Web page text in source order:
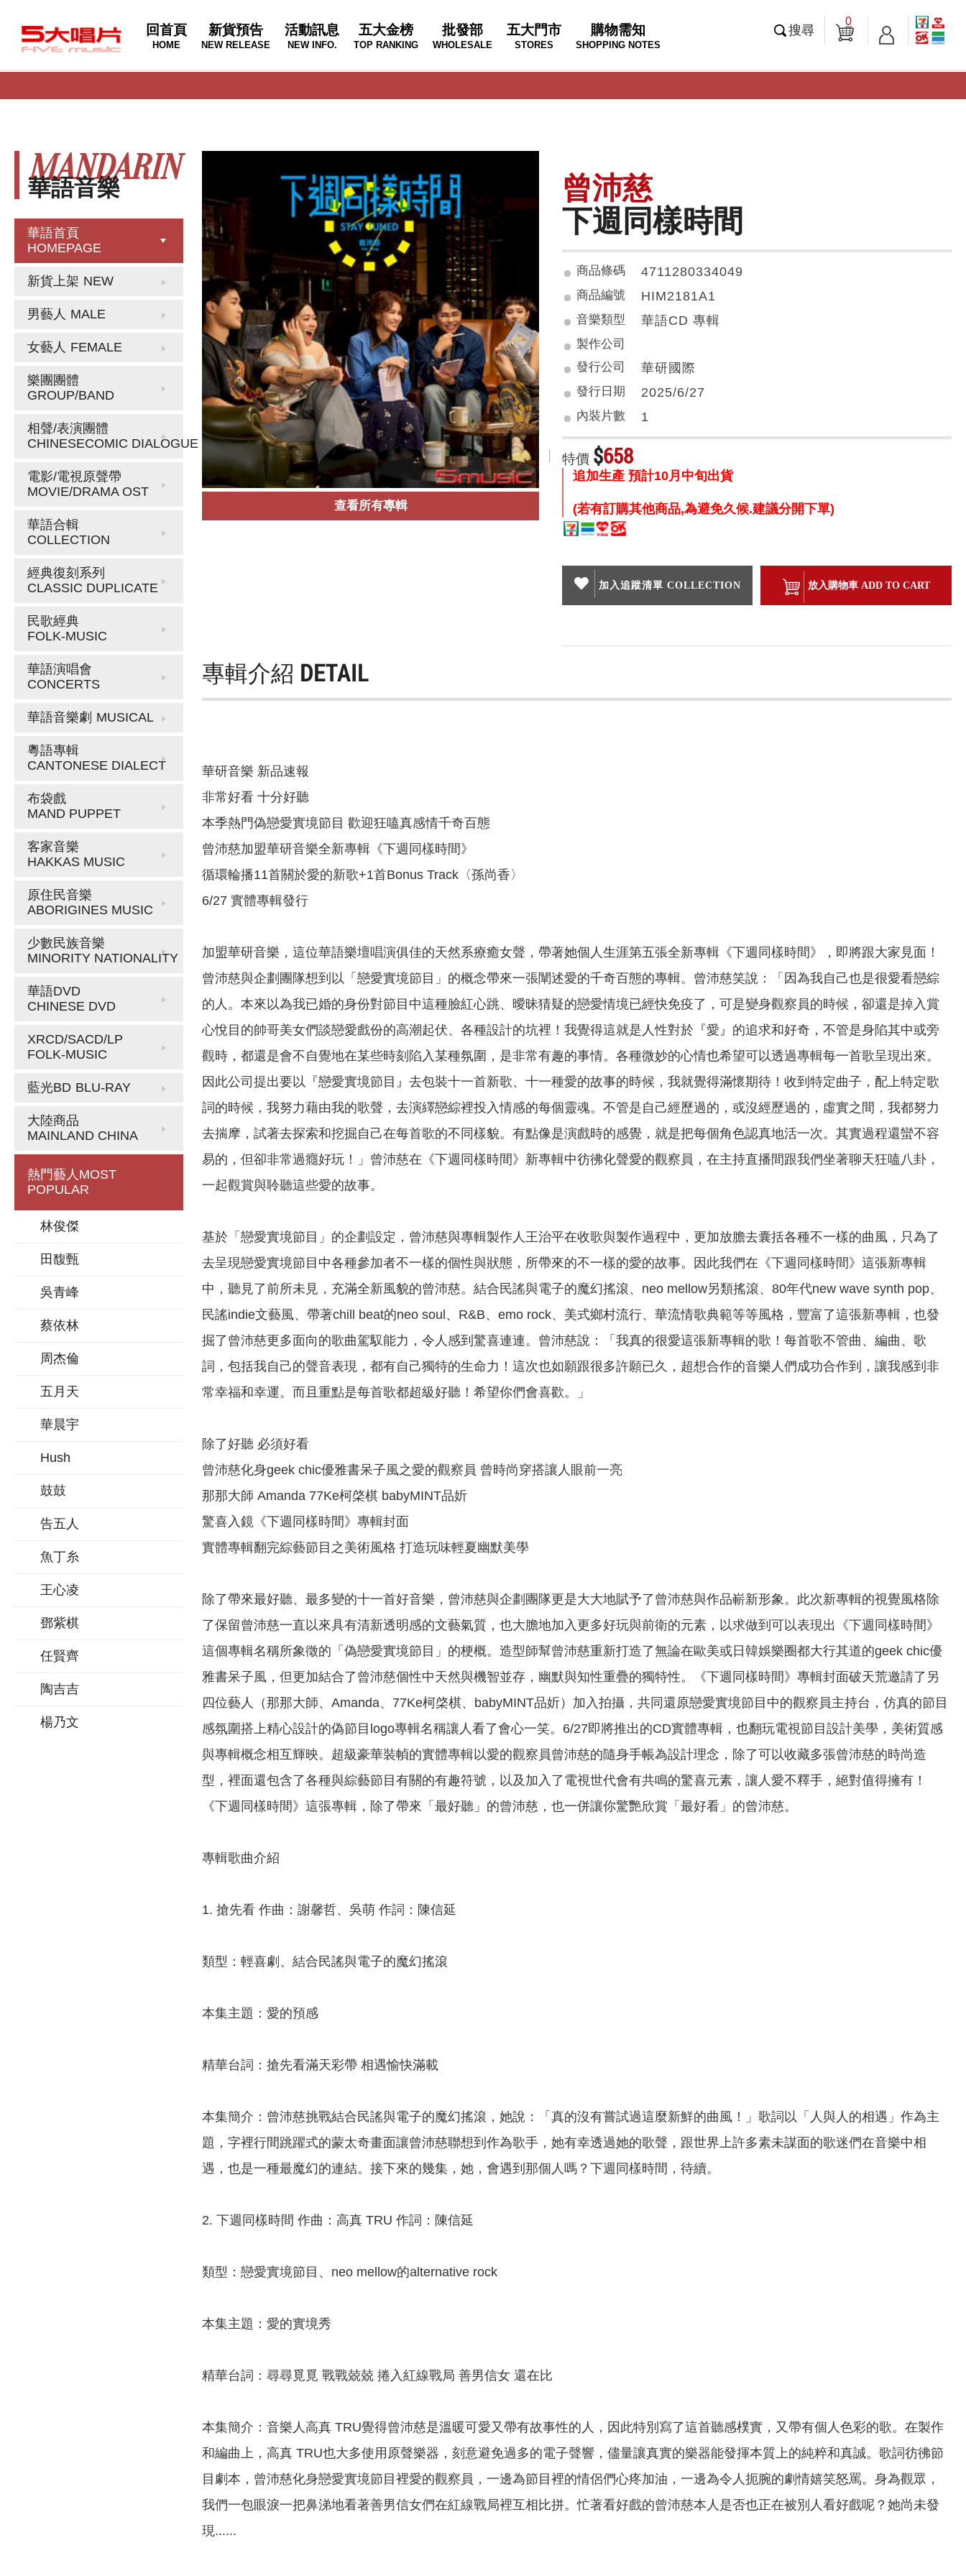
回首頁
HOME
新貨預告
NEW RELEASE
活動訊息
NEW INFO.
五大金榜
TOP RANKING
批發部
WHOLESALE
五大門市
STORES
購物需知
SHOPPING NOTES
搜尋
0
華語音樂
MANDARIN
華語首頁
HOMEPAGE
新貨上架 NEW
男藝人 MALE
女藝人 FEMALE
樂團團體
GROUP/BAND
相聲/表演團體
CHINESECOMIC DIALOGUE
電影/電視原聲帶
MOVIE/DRAMA OST
華語合輯
COLLECTION
經典復刻系列
CLASSIC DUPLICATE
民歌經典
FOLK-MUSIC
華語演唱會
CONCERTS
華語音樂劇 MUSICAL
粵語專輯
CANTONESE DIALECT
布袋戲
MAND PUPPET
客家音樂
HAKKAS MUSIC
原住民音樂
ABORIGINES MUSIC
少數民族音樂
MINORITY NATIONALITY
華語DVD
CHINESE DVD
XRCD/SACD/LP
FOLK-MUSIC
藍光BD BLU-RAY
大陸商品
MAINLAND CHINA
熱門藝人 MOST
POPULAR
林俊傑
田馥甄
吳青峰
蔡依林
周杰倫
五月天
華晨宇
Hush
鼓鼓
告五人
魚丁糸
王心凌
鄧紫棋
任賢齊
陶吉吉
楊乃文
查看所有專輯
曾沛慈
下週同樣時間
商品條碼 4711280334049
商品編號 HIM2181A1
音樂類型 華語CD 專輯
製作公司
發行公司
華研國際
發行日期 2025/6/27
內裝片數 1
特價 $658
追加生產 預計10月中旬出貨
(若有訂購其他商品,為避免久候.建議分開下單)
加入追蹤清單 COLLECTION 放入購物車 ADD TO CART
專輯介紹 DETAIL
華研音樂 新品速報
非常好看 十分好聽
本季熱門偽戀愛實境節目 歡迎狂嗑真感情千奇百態
曾沛慈加盟華研音樂全新專輯《下週同樣時間》
循環輪播11首關於愛的新歌+1首Bonus Track〈孫尚香〉
6/27 實體專輯發行
加盟華研音樂，這位華語樂壇唱演俱佳的天然系療癒女聲，帶著她個人生涯第五張全新專輯《下週同樣時間》，即將跟大家見面！
曾沛慈與企劃團隊想到以「戀愛實境節目」的概念帶來一張闡述愛的千奇百態的專輯。曾沛慈笑說：「因為我自己也是很愛看戀綜
的人。本來以為我已婚的身份對節目中這種臉紅心跳、曖昧猜疑的戀愛情境已經快免疫了，可是變身觀察員的時候，卻還是掉入賞
心悅目的帥哥美女們談戀愛戲份的高潮起伏、各種設計的坑裡！我覺得這就是人性對於『愛』的追求和好奇，不管是身陷其中或旁
觀時，都還是會不自覺地在某些時刻陷入某種氛圍，是非常有趣的事情。各種微妙的心情也希望可以透過專輯每一首歌呈現出來。
因此公司提出要以『戀愛實境節目』去包裝十一首新歌、十一種愛的故事的時候，我就覺得滿懷期待！收到特定曲子，配上特定歌
詞的時候，我努力藉由我的歌聲，去演繹戀綜裡投入情感的每個靈魂。不管是自己經歷過的，或沒經歷過的，虛實之間，我都努力
去揣摩，試著去探索和挖掘自己在每首歌的不同樣貌。有點像是演戲時的感覺，就是把每個角色認真地活一次。其實過程還蠻不容
易的，但卻非常過癮好玩！」曾沛慈在《下週同樣時間》新專輯中彷彿化聲愛的觀察員，在主持直播間跟我們坐著聊天狂嗑八卦，
一起觀賞與聆聽這些愛的故事。
基於「戀愛實境節目」的企劃設定，曾沛慈與專輯製作人王治平在收歌與製作過程中，更加放膽去囊括各種不一樣的曲風，只為了
去呈現戀愛實境節目中各種參加者不一樣的個性與狀態，所帶來的不一樣的愛的故事。因此我們在《下週同樣時間》這張新專輯
中，聽見了前所未見，充滿全新風貌的曾沛慈。結合民謠與電子的魔幻搖滾、neo mellow另類搖滾、80年代new wave synth pop、
民謠indie文藝風、帶著chill beat的neo soul、R&B、emo rock、美式鄉村流行、華流情歌典範等等風格，豐富了這張新專輯，也發
掘了曾沛慈更多面向的歌曲駕馭能力，令人感到驚喜連連。曾沛慈說：「我真的很愛這張新專輯的歌！每首歌不管曲、編曲、歌
詞，包括我自己的聲音表現，都有自己獨特的生命力！這次也如願跟很多許願已久，超想合作的音樂人們成功合作到，讓我感到非
常幸福和幸運。而且重點是每首歌都超級好聽！希望你們會喜歡。」
除了好聽 必須好看
曾沛慈化身geek chic優雅書呆子風之愛的觀察員 曾時尚穿搭讓人眼前一亮
那那大師 Amanda 77Ke柯棨棋 babyMINT品妡
驚喜入鏡《下週同樣時間》專輯封面
實體專輯翻完綜藝節目之美術風格 打造玩味輕夏幽默美學
除了帶來最好聽、最多變的十一首好音樂，曾沛慈與企劃團隊更是大大地賦予了曾沛慈與作品嶄新形象。此次新專輯的視覺風格除
了保留曾沛慈一直以來具有清新透明感的文藝氣質，也大膽地加入更多好玩與前衛的元素，以求做到可以表現出《下週同樣時間》
這個專輯名稱所象徵的「偽戀愛實境節目」的梗概。造型師幫曾沛慈重新打造了無論在歐美或日韓娛樂圈都大行其道的geek chic優
雅書呆子風，但更加結合了曾沛慈個性中天然與機智並存，幽默與知性重疊的獨特性。《下週同樣時間》專輯封面破天荒邀請了另
四位藝人（那那大師、Amanda、77Ke柯棨棋、babyMINT品妡）加入拍攝，共同還原戀愛實境節目中的觀察員主持台，仿真的節目
感氛圍搭上精心設計的偽節目logo專輯名稱讓人看了會心一笑。6/27即將推出的CD實體專輯，也翻玩電視節目設計美學，美術質感
與專輯概念相互輝映。超級豪華裝幀的實體專輯以愛的觀察員曾沛慈的隨身手帳為設計理念，除了可以收藏多張曾沛慈的時尚造
型，裡面還包含了各種與綜藝節目有關的有趣符號，以及加入了電視世代會有共鳴的驚喜元素，讓人愛不釋手，絕對值得擁有！
《下週同樣時間》這張專輯，除了帶來「最好聽」的曾沛慈，也一併讓你驚艷欣賞「最好看」的曾沛慈。
專輯歌曲介紹
1. 搶先看 作曲：謝馨哲、吳萌 作詞：陳信延
類型：輕喜劇、結合民謠與電子的魔幻搖滾
本集主題：愛的預感
精華台詞：搶先看滿天彩帶 相遇愉快滿載
本集簡介：曾沛慈挑戰結合民謠與電子的魔幻搖滾，她說：「真的沒有嘗試過這麼新鮮的曲風！」歌詞以「人與人的相遇」作為主
題，字裡行間跳躍式的蒙太奇畫面讓曾沛慈聯想到作為歌手，她有幸透過她的歌聲，跟世界上許多素未謀面的歌迷們在音樂中相
遇，也是一種最魔幻的連結。接下來的幾集，她，會遇到那個人嗎？下週同樣時間，待續。
2. 下週同樣時間 作曲：高真 TRU 作詞：陳信延
類型：戀愛實境節目、neo mellow的alternative rock
本集主題：愛的實境秀
精華台詞：尋尋覓覓 戰戰兢兢 捲入紅線戰局 善男信女 還在比
本集簡介：音樂人高真 TRU覺得曾沛慈是溫暖可愛又帶有故事性的人，因此特別寫了這首聽感樸實，又帶有個人色彩的歌。在製作
和編曲上，高真 TRU也大多使用原聲樂器，刻意避免過多的電子聲響，儘量讓真實的樂器能發揮本質上的純粹和真誠。歌詞彷彿節
目劇本，曾沛慈化身戀愛實境節目裡愛的觀察員，一邊為節目裡的情侶們心疼加油，一邊為令人扼腕的劇情嬉笑怒罵。身為觀眾，
我們一包眼淚一把鼻涕地看著善男信女們在紅線戰局裡互相比拼。忙著看好戲的曾沛慈本人是否也正在被別人看好戲呢？她尚未發
現......